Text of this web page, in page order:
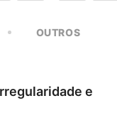
OUTROS
e